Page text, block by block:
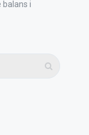
i